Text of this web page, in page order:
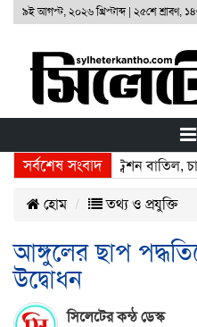
৯ই আগস্ট, ২০২৬ খ্রিস্টাব্দ| ২৫শে শ্রাবণ,
সর্বশেষ সংবাদ
দুই বাসের রেজিস্ট্রেশন বাতিল,
হোম তথ্য ও প্রযুক্তি
আঙ্গুলের ছাপ
উদ্বোধন
সিলেটের কন্ঠ ডেস্ক